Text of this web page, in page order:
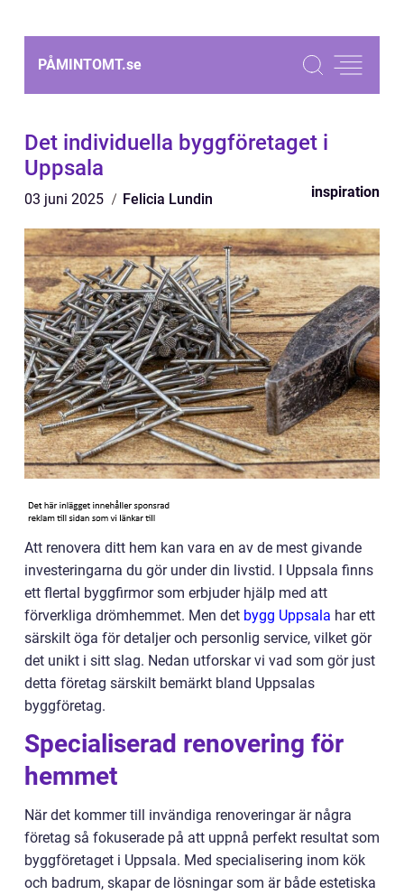
PÅMINTOMT.se
Det individuella byggföretaget i
Uppsala
03 juni 2025 Felicia Lundin inspiration
Att renovera ditt hem kan vara en av de mest givande
investeringarna du gör under din livstid. I Uppsala finns
ett flertal byggfirmor som erbjuder hjälp med att
förverkliga drömhemmet. Men det bygg Uppsala har ett
särskilt öga för detaljer och personlig service, vilket gör
det unikt i sitt slag. Nedan utforskar vi vad som gör just
detta företag särskilt bemärkt bland Uppsalas
byggföretag.
Specialiserad renovering för
hemmet
När det kommer till invändiga renoveringar är några
företag så fokuserade på att uppnå perfekt resultat som
byggföretaget i Uppsala. Med specialisering inom kök
och badrum, skapar de lösningar som är både estetiska